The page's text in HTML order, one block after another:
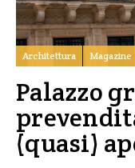
Architettura Magazine
Palazzo
(quasi)